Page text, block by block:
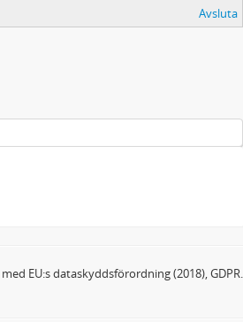
Avsluta
EU:s dataskyddsförordning (2018), GDPR.